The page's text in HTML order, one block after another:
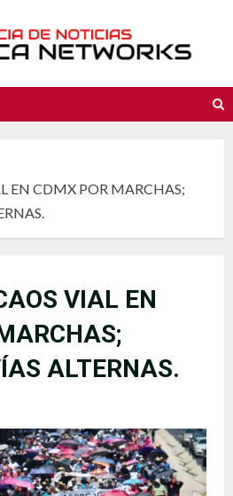
EN CDMX POR MARCHAS;
VIAL EN
ALTERNAS.